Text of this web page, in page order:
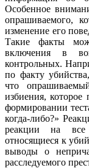
Особенное
опрашиваемого,
изменение его
Такие факты
включения в
контрольных.
по факту
что
избиения,
формировании
когда-либо?»
реакции на все
относящиеся к
выводы о
расследуемого